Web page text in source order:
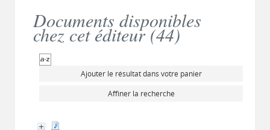
Documents disponibles
chez cet éditeur (44)
Ajouter le résultat dans votre panier
Affiner la recherche